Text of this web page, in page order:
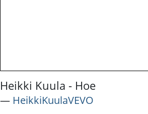
Heikki Kuula - Hoe
― HeikkiKuulaVEVO